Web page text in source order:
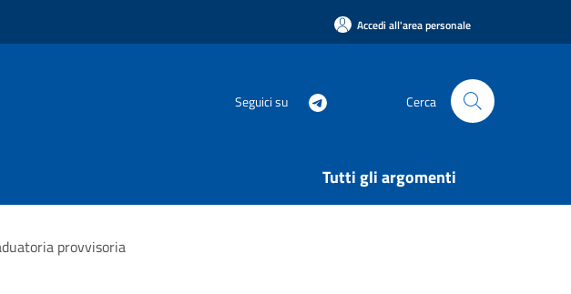
Accedi all'area personale
Seguici su Cerca
Tutti gli argomenti
provvisoria